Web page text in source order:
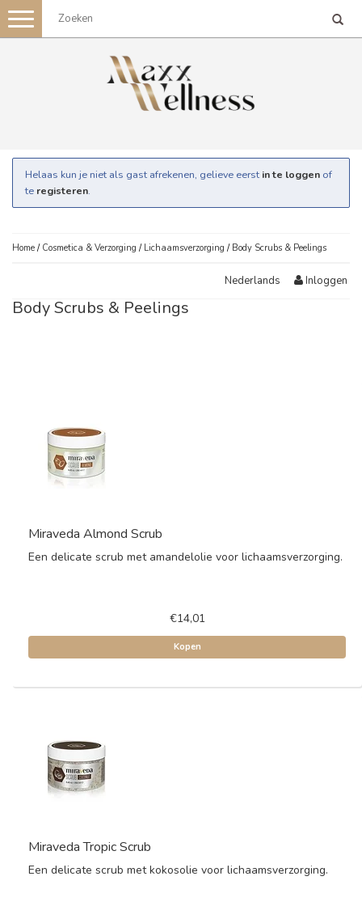
Toggle
navigation
Helaas kun je niet als gast afrekenen, gelieve eerst in te loggen of
te registeren.
Home / Cosmetica & Verzorging / Lichaamsverzorging / Body Scrubs & Peelings
Nederlands Inloggen
Body Scrubs & Peelings
Miraveda Almond Scrub
Een delicate scrub met amandelolie voor lichaamsverzorging.
€14,01
Kopen
Miraveda Tropic Scrub
Een delicate scrub met kokosolie voor lichaamsverzorging.